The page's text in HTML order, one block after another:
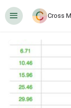
󰍜 Cross